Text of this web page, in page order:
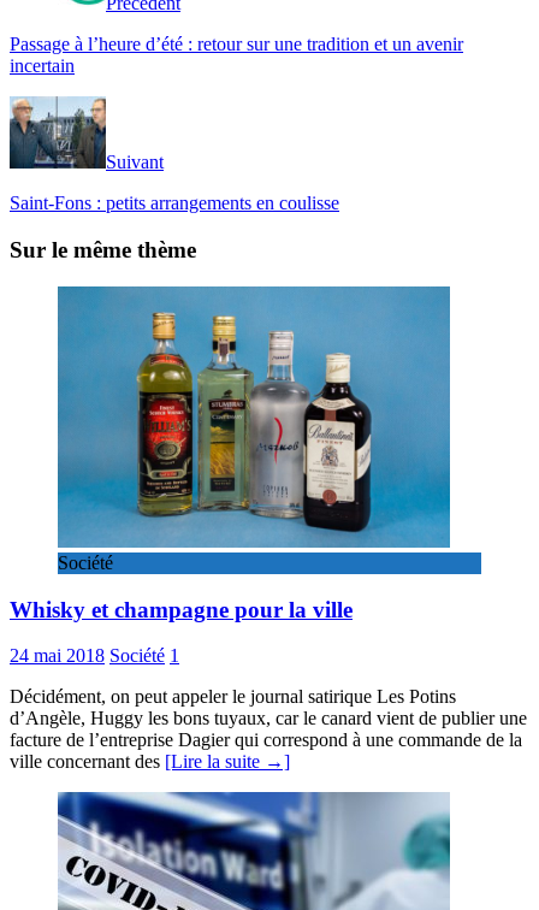
Passage à l’heure d’été : retour sur une tradition et un avenir
incertain
Suivant
Saint-Fons : petits arrangements en coulisse
Sur le même thème
Société
Whisky et champagne pour la ville
24 mai 2018 Société 1
Décidément, on peut appeler le journal satirique Les Potins
d’Angèle, Huggy les bons tuyaux, car le canard vient de publier une
facture de l’entreprise Dagier qui correspond à une commande de la
ville concernant des [Lire la suite →]